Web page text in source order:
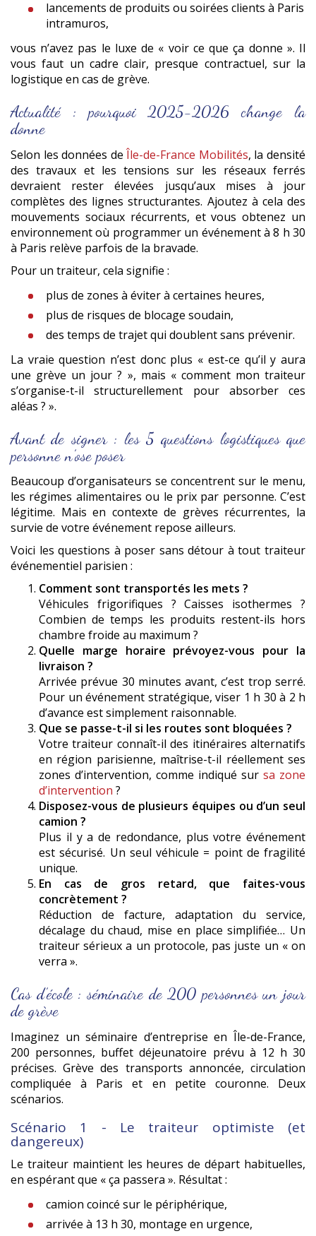
lancements de produits ou soirées clients à Paris
intramuros,
vous n’avez pas le luxe de « voir ce que ça donne ». Il
vous faut un cadre clair, presque contractuel, sur la
logistique en cas de grève.
Actualité : pourquoi 2025-2026 change la
donne
Selon les données deÎle-de-France Mobilités, la densité
des travaux et les tensions sur les réseaux ferrés
devraient rester élevées jusqu’aux mises à jour
complètes des lignes structurantes. Ajoutez à cela des
mouvements sociaux récurrents, et vous obtenez un
environnement où programmer un événement à 8 h 30
à Paris relève parfois de la bravade.
Pour un traiteur, cela signifie :
plus de zones à éviter à certaines heures,
plus de risques de blocage soudain,
des temps de trajet qui doublent sans prévenir.
La vraie question n’est donc plus « est-ce qu’il y aura
une grève un jour ? », mais « comment mon traiteur
s’organise-t-il structurellement pour absorber ces
aléas ? ».
Avant de signer : les 5 questions logistiques que
personne n’ose poser
Beaucoup d’organisateurs se concentrent sur le menu,
les régimes alimentaires ou le prix par personne. C’est
légitime. Mais en contexte de grèves récurrentes, la
survie de votre événement repose ailleurs.
Voici les questions à poser sans détour à tout traiteur
événementiel parisien :
Comment sont transportés les mets ?
Véhicules frigorifiques ? Caisses isothermes ?
Combien de temps les produits restent-ils hors
chambre froide au maximum ?
Quelle marge horaire prévoyez-vous pour la
livraison ?
Arrivée prévue 30 minutes avant, c’est trop serré.
Pour un événement stratégique, viser 1 h 30 à 2 h
d’avance est simplement raisonnable.
Que se passe-t-il si les routes sont bloquées ?
Votre traiteur connaît-il des itinéraires alternatifs
en région parisienne, maîtrise-t-il réellement ses
zones d’intervention, comme indiqué sur sa zone
d’intervention ?
Disposez-vous de plusieurs équipes ou d’un seul
camion ?
Plus il y a de redondance, plus votre événement
est sécurisé. Un seul véhicule = point de fragilité
unique.
En cas de gros retard, que faites-vous
concrètement ?
Réduction de facture, adaptation du service,
décalage du chaud, mise en place simplifiée… Un
traiteur sérieux a un protocole, pas juste un « on
verra ».
Cas d’école : séminaire de 200 personnes un jour
de grève
Imaginez un séminaire d’entreprise en Île-de-France,
200 personnes, buffet déjeunatoire prévu à 12 h 30
précises. Grève des transports annoncée, circulation
compliquée à Paris et en petite couronne. Deux
scénarios.
Scénario 1 - Le traiteur optimiste (et
dangereux)
Le traiteur maintient les heures de départ habituelles,
en espérant que « ça passera ». Résultat :
camion coincé sur le périphérique,
arrivée à 13 h 30, montage en urgence,